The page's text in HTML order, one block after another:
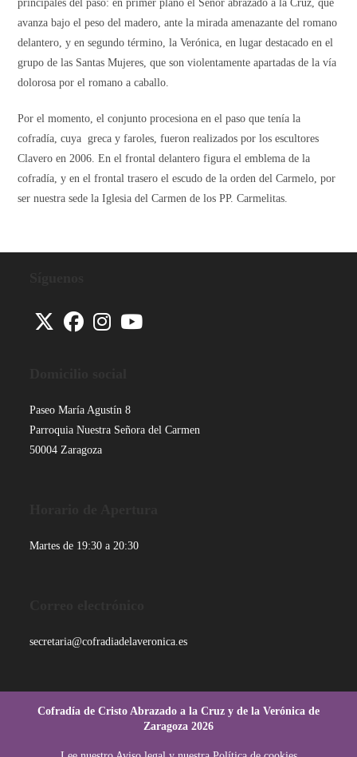
principales del paso: en primer plano el Señor abrazado a la Cruz, que
avanza bajo el peso del madero, ante la mirada amenazante del romano
delantero, y en segundo término, la Verónica, en lugar destacado en el
grupo de las Santas Mujeres, que son violentamente apartadas de la vía
dolorosa por el romano a caballo.
Por el momento, el conjunto procesiona en el paso que tenía la
cofradía, cuya greca y faroles, fueron realizados por los escultores
Clavero en 2006. En el frontal delantero figura el emblema de la
cofradía, y en el frontal trasero el escudo de la orden del Carmelo, por
ser nuestra sede la Iglesia del Carmen de los PP. Carmelitas.
una
nueva
pestaña
una
nueva
pestaña
una
nueva
pestaña
una
nueva
Paseo María Agustín 8
Parroquia Nuestra Señora del Carmen
50004 Zaragoza
Martes de 19:30 a 20:30
secretaria@cofradiadelaveronica.es
Cofradía de Cristo Abrazado a la Cruz y de la Verónica de
Zaragoza 2026